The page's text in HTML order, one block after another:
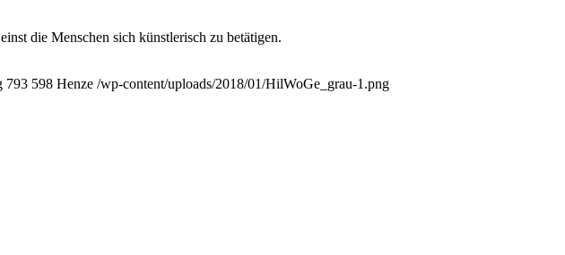
die Menschen sich künstlerisch zu betätigen.
793 598 Henze /wp-content/uploads/2018/01/HilWoGe_grau-1.png